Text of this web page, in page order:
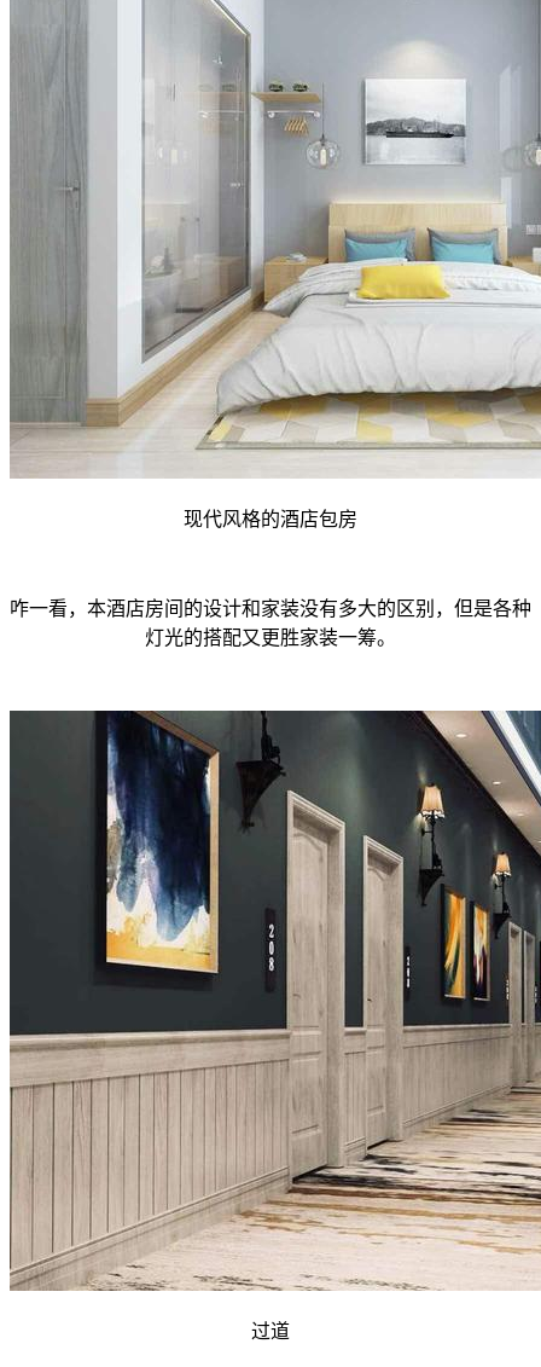
现代风格的酒店包房
咋一看，本酒店房间的设计和家装没有多大的区别，但是各种
灯光的搭配又更胜家装一筹。
过道